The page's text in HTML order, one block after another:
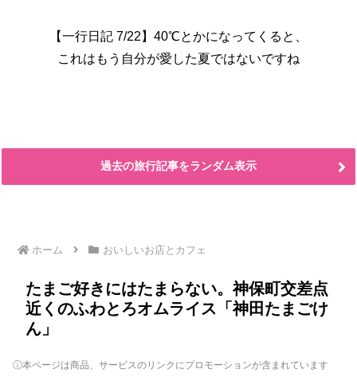
【一行日記 7/22】40℃とかになってくると、
これはもう自分が愛した夏ではないですね
過去の旅行記事をランダム表示
ホーム おいしいお店とカフェ
たまご好きにはたまらない。神保町交差点
近くのふわとろオムライス「神田たまごけ
ん」
ⓘ本ページは商品、サービスのリンクにプロモーションが含まれています